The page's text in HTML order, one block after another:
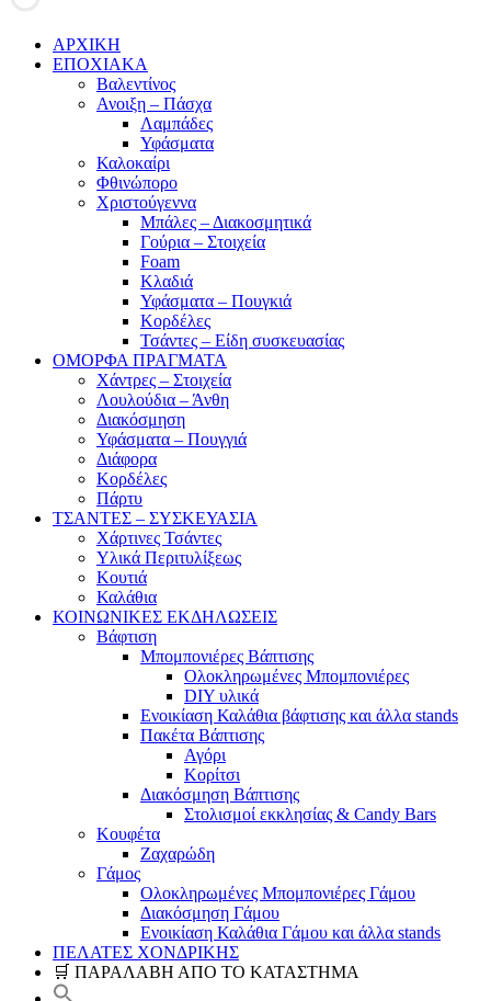
ΑΡΧΙΚΗ
ΕΠΟΧΙΑΚΑ
Βαλεντίνος
Ανοιξη – Πάσχα
Λαμπάδες
Υφάσματα
Καλοκαίρι
Φθινώπορο
Χριστούγεννα
Μπάλες – Διακοσμητικά
Γούρια – Στοιχεία
Foam
Κλαδιά
Υφάσματα – Πουγκιά
Κορδέλες
Τσάντες – Είδη συσκευασίας
ΟΜΟΡΦΑ ΠΡΑΓΜΑΤΑ
Χάντρες – Στοιχεία
Λουλούδια – Άνθη
Διακόσμηση
Υφάσματα – Πουγγιά
Διάφορα
Κορδέλες
Πάρτυ
ΤΣΑΝΤΕΣ – ΣΥΣΚΕΥΑΣΙΑ
Χάρτινες Τσάντες
Υλικά Περιτυλίξεως
Κουτιά
Καλάθια
ΚΟΙΝΩΝΙΚΕΣ ΕΚΔΗΛΩΣΕΙΣ
Βάφτιση
Μπομπονιέρες Βάπτισης
Ολοκληρωμένες Μπομπονιέρες
DIY υλικά
Ενοικίαση Καλάθια βάφτισης και άλλα stands
Πακέτα Βάπτισης
Αγόρι
Κορίτσι
Διακόσμηση Βάπτισης
Στολισμοί εκκλησίας & Candy Bars
Κουφέτα
Ζαχαρώδη
Γάμος
Ολοκληρωμένες Μπομπονιέρες Γάμου
Διακόσμηση Γάμου
Ενοικίαση Καλάθια Γάμου και άλλα stands
ΠΕΛΑΤΕΣ ΧΟΝΔΡΙΚΗΣ
🛒 ΠΑΡΑΛΑΒΗ ΑΠΟ ΤΟ ΚΑΤΑΣΤΗΜΑ